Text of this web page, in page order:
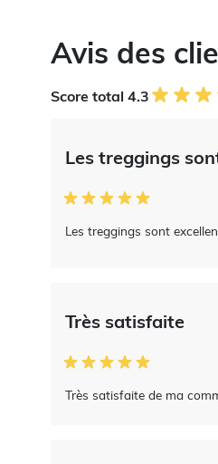
Avis des
Score total 4.3
Les treggings
Les treggings sont
Très satisfaite
Très satisfaite de ma